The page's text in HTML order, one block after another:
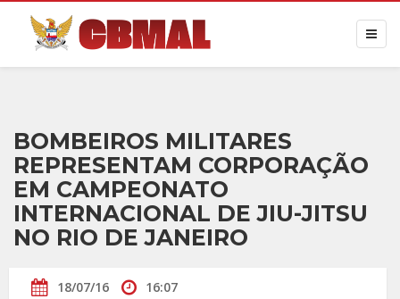
BOMBEIROS MILITARES
REPRESENTAM CORPORAÇÃO
EM CAMPEONATO
INTERNACIONAL DE JIU-JITSU
NO RIO DE JANEIRO
18/07/16 16:07